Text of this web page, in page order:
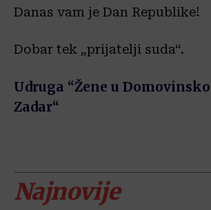
Danas vam je Dan Republike!
Dobar tek „prijatelji suda“.
Udruga “Žene u
Zadar“
Najnovije